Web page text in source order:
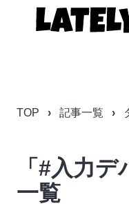
TOP 記事一覧
「#入力
一覧